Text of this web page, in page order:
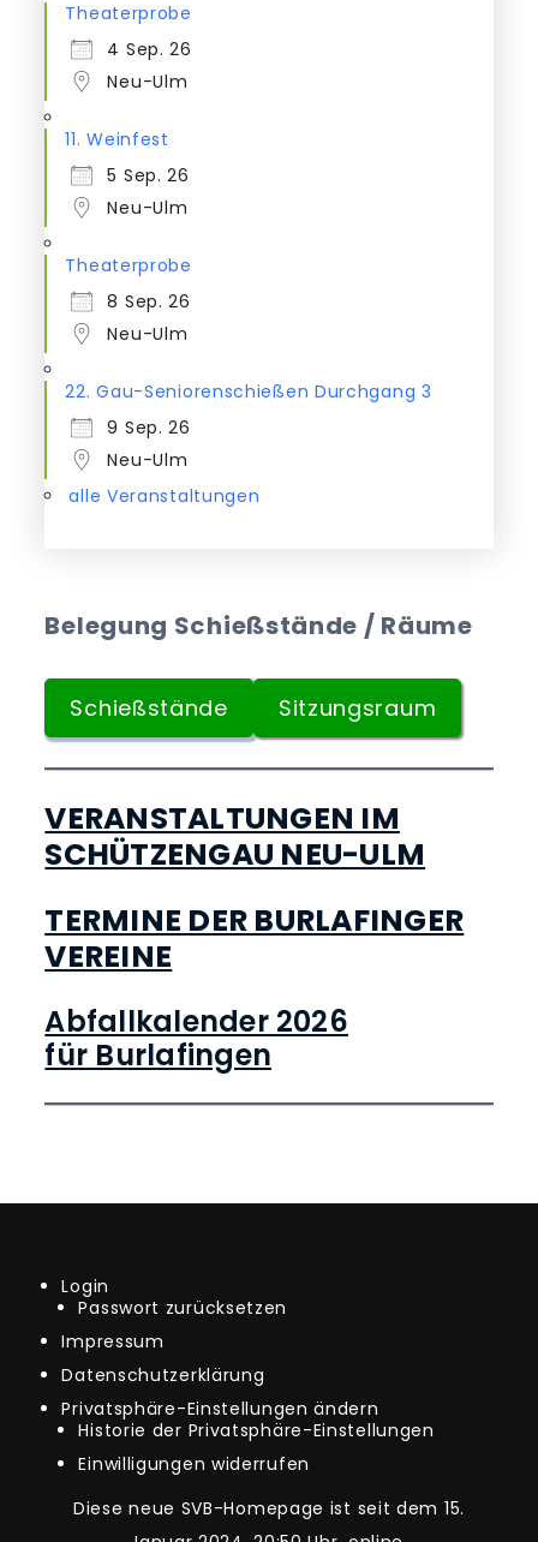
Theaterprobe
4 Sep. 26
Neu-Ulm
11. Weinfest
5 Sep. 26
Neu-Ulm
Theaterprobe
8 Sep. 26
Neu-Ulm
22. Gau-Seniorenschießen Durchgang 3
9 Sep. 26
Neu-Ulm
alle Veranstaltungen
Belegung Schießstände / Räume
Schießstände Sitzungsraum
VERANSTALTUNGEN IM
SCHÜTZENGAU NEU-ULM
TERMINE DER BURLAFINGER
VEREINE
Abfallkalender 2026
für Burlafingen
Login
Passwort zurücksetzen
Impressum
Datenschutzerklärung
Privatsphäre-Einstellungen ändern
Historie der Privatsphäre-Einstellungen
Einwilligungen widerrufen
Diese neue SVB-Homepage ist seit dem 15.